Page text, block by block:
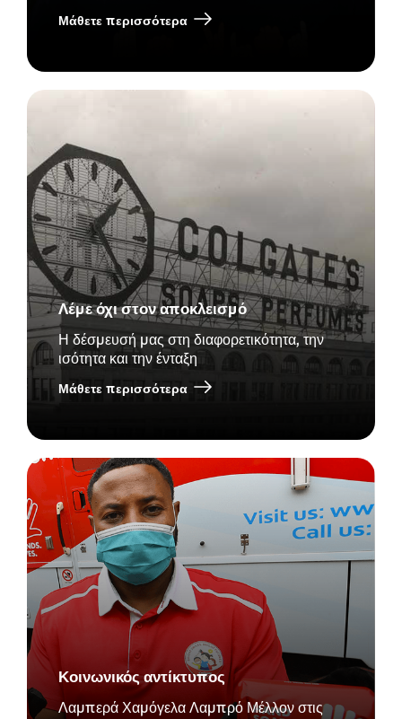
Μάθετε περισσότερα
Λέμε όχι στον αποκλεισμό
Η δέσμευσή μας στη διαφορετικότητα, την
ισότητα και την ένταξη
Μάθετε περισσότερα
Κοινωνικός αντίκτυπος
Λαμπερά Χαμόγελα Λαμπρό Μέλλον στις